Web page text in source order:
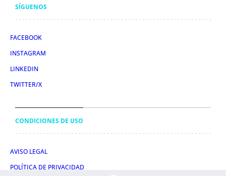
SÍGUENOS
FACEBOOK
INSTAGRAM
LINKEDIN
TWITTER/X
CONDICIONES DE USO
AVISO LEGAL
POLÍTICA DE PRIVACIDAD